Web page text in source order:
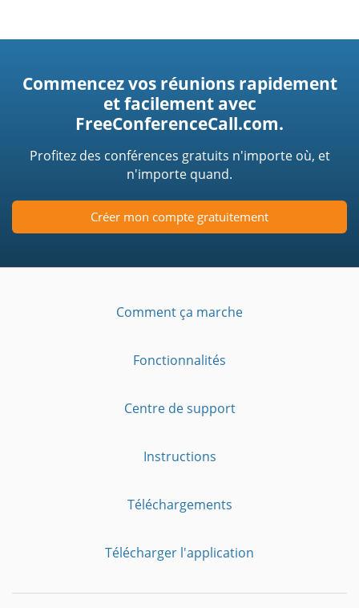
Commencez vos réunions rapidement
et facilement avec
FreeConferenceCall.com.
Profitez des conférences gratuits n'importe où, et
n'importe quand.
Créer mon compte gratuitement
Comment ça marche
Fonctionnalités
Centre de support
Instructions
Téléchargements
Télécharger l'application